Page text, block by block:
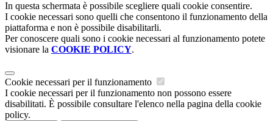
In questa schermata è possibile scegliere quali cookie consentire.
I cookie necessari sono quelli che consentono il funzionamento della
piattaforma e non è possibile disabilitarli.
Per conoscere quali sono i cookie necessari al funzionamento potete
visionare la COOKIE POLICY.
Cookie necessari per il funzionamento
I cookie necessari per il funzionamento non possono essere
disabilitati. È possibile consultare l'elenco nella pagina della cookie
policy.